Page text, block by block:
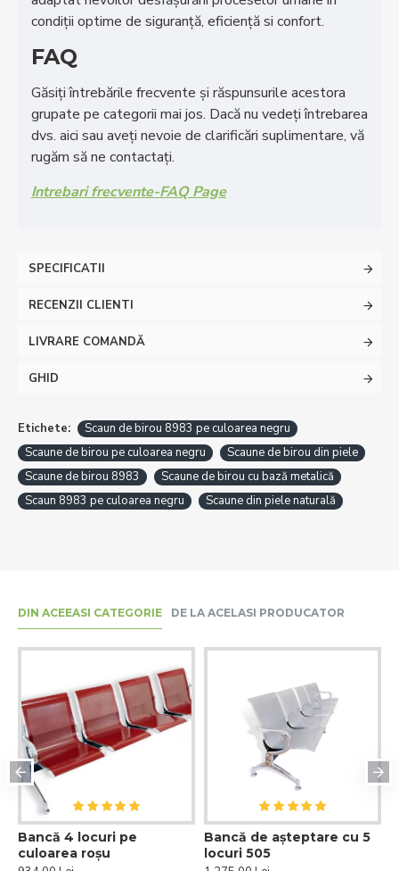
condiţii optime de siguranţă, eficienţă si confort.
FAQ
Găsiți întrebările frecvente și răspunsurile acestora
grupate pe categorii mai jos. Dacă nu vedeți întrebarea
dvs. aici sau aveți nevoie de clarificări suplimentare, vă
rugăm să ne contactați.
Intrebari frecvente-FAQ Page
SPECIFICATII
RECENZII CLIENTI
LIVRARE COMANDĂ
GHID
Etichete:
Scaun de birou 8983 pe culoarea negru
Scaune de birou pe culoarea negru
Scaune de birou din piele
Scaune de birou 8983
Scaune de birou cu bază metalică
Scaun 8983 pe culoarea negru
Scaune din piele naturală
DIN ACEEASI CATEGORIE DE LA ACELASI PRODUCATOR
Bancă 4 locuri pe
culoarea roșu
Bancă de așteptare cu 5
locuri 505